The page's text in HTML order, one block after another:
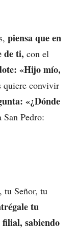
piensa que en
de ti, con el
«Hijo mío,
quiere convivir
«¿Dónde
Pedro:
tu Señor, tu
tu
sabiendo